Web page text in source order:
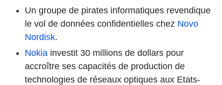
Un groupe de pirates informatiques revendique
le vol de données confidentielles chez Novo
Nordisk.
Nokia investit 30 millions de dollars pour
accroître ses capacités de production de
technologies de réseaux optiques aux Etats-